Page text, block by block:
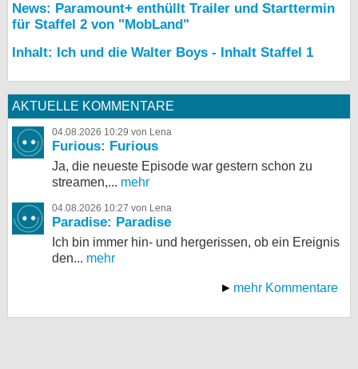
News: Paramount+ enthüllt Trailer und Starttermin
für Staffel 2 von "MobLand"
Inhalt: Ich und die Walter Boys - Inhalt Staffel 1
AKTUELLE KOMMENTARE
04.08.2026 10:29 von Lena
Furious: Furious
Ja, die neueste Episode war gestern schon zu
streamen,... mehr
04.08.2026 10:27 von Lena
Paradise: Paradise
Ich bin immer hin- und hergerissen, ob ein Ereignis
den... mehr
mehr Kommentare